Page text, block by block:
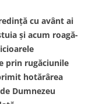
cu avânt ai
şi acum roagă-
prin rugăciunile
hotărârea
Dumnezeu